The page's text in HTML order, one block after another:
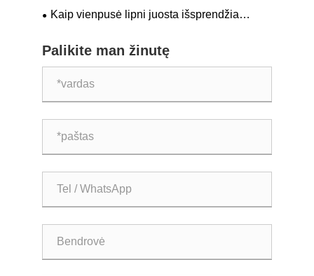
jūsų pakavimo problemas?
Kaip vienpusė lipni juosta išsprendžia
Palikite man žinutę